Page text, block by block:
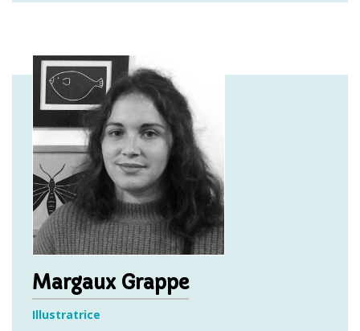
Margaux Grappe
Illustratrice